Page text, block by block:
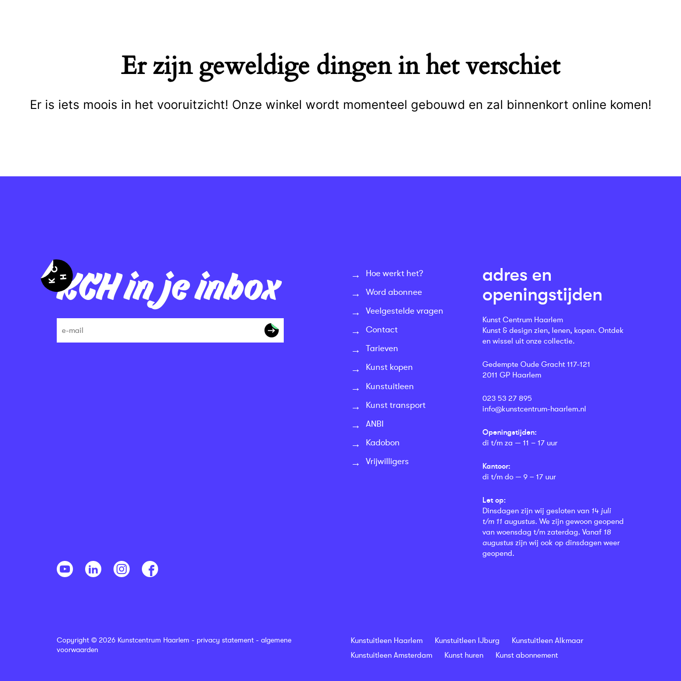
Er zijn geweldige dingen in het verschiet
Er is iets moois in het vooruitzicht! Onze winkel wordt momenteel gebouwd en zal binnenkort online komen!
KCH in je inbox
Hoe werkt het?
Word abonnee
Veelgestelde vragen
Contact
Tarieven
Kunst kopen
Kunstuitleen
Kunst transport
ANBI
Kadobon
Vrijwilligers
adres en
openingstijden
Kunst Centrum Haarlem
Kunst & design zien, lenen, kopen. Ontdek
en wissel uit onze collectie.
Gedempte Oude Gracht 117-121
2011 GP Haarlem
023 53 27 895
info@kunstcentrum-haarlem.nl
Openingstijden:
di t/m za — 11 – 17 uur
Kantoor:
di t/m do — 9 – 17 uur
Let op:
Dinsdagen zijn wij gesloten van 14 juli
t/m 11 augustus. We zijn gewoon geopend
van woensdag t/m zaterdag. Vanaf 18
augustus zijn wij ook op dinsdagen weer
geopend.
Copyright © 2026 Kunstcentrum Haarlem - privacy statement - algemene
voorwaarden
Kunstuitleen Haarlem Kunstuitleen IJburg
Kunstuitleen Alkmaar
Kunstuitleen Amsterdam
Kunst huren Kunst abonnement